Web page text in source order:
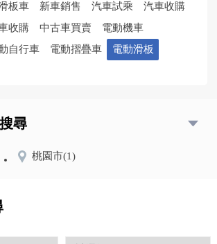
板車 新車銷售 汽車試乘
汽車收購
收購 中古車買賣
電動機車
自行車 電動摺疊車
電動滑板
尋
桃園市(1)